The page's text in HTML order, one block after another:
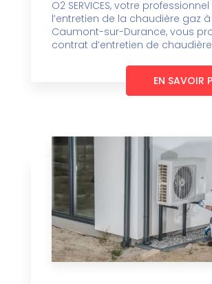
O2 SERVICES, votre
l’entretien de la chaudière gaz à
Caumont-sur-Durance, vous
contrat d’entretien de
EN SAVOIR